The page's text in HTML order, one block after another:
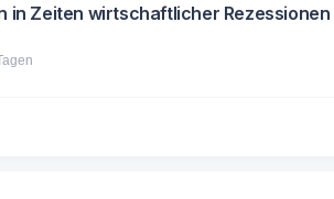
in Zeiten wirtschaftlicher